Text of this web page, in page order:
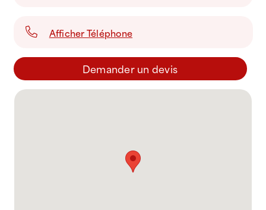
Afficher Téléphone
Demander un devis